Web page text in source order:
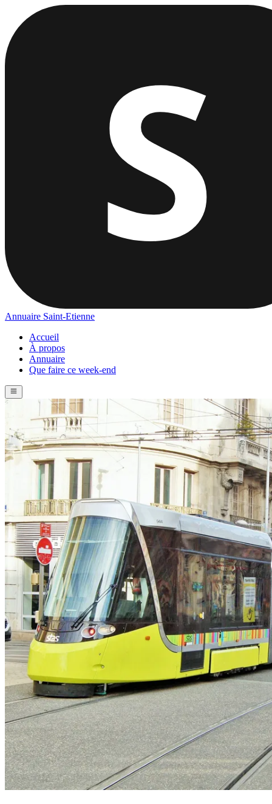
Annuaire Saint-Etienne
Accueil
À propos
Annuaire
Que faire ce week-end